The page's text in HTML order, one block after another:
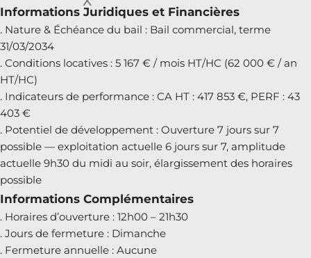
Informations Juridiques et Financières
. Nature & Échéance du bail : Bail commercial, terme
31/03/2034
. Conditions locatives : 5 167 € / mois HT/HC (62 000 € / an
HT/HC)
. Indicateurs de performance : CA HT : 417 853 €, PERF : 43
403 €
. Potentiel de développement : Ouverture 7 jours sur 7
possible — exploitation actuelle 6 jours sur 7, amplitude
actuelle 9h30 du midi au soir, élargissement des horaires
possible
Informations Complémentaires
. Horaires d’ouverture : 12h00 – 21h30
. Jours de fermeture : Dimanche
. Fermeture annuelle : Aucune